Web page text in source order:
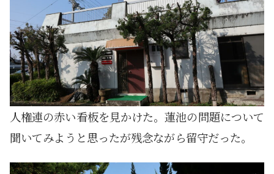
人権連の赤い看板を見かけた。蓮池の問題について
聞いてみようと思ったが残念ながら留守だった。